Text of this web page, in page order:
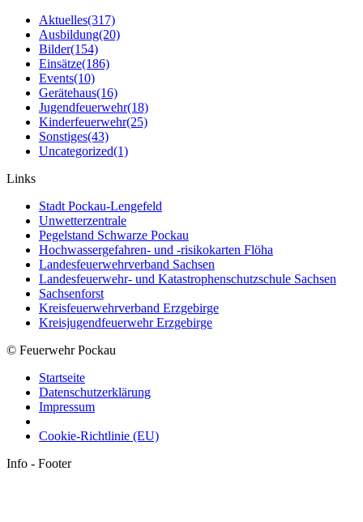
Aktuelles(317)
Ausbildung(20)
Bilder(154)
Einsätze(186)
Events(10)
Gerätehaus(16)
Jugendfeuerwehr(18)
Kinderfeuerwehr(25)
Sonstiges(43)
Uncategorized(1)
Links
Stadt Pockau-Lengefeld
Unwetterzentrale
Pegelstand Schwarze Pockau
Hochwassergefahren- und -risikokarten Flöha
Landesfeuerwehrverband Sachsen
Landesfeuerwehr- und Katastrophenschutzschule Sachsen
Sachsenforst
Kreisfeuerwehrverband Erzgebirge
Kreisjugendfeuerwehr Erzgebirge
© Feuerwehr Pockau
Startseite
Datenschutzerklärung
Impressum
Cookie-Richtlinie (EU)
Info - Footer